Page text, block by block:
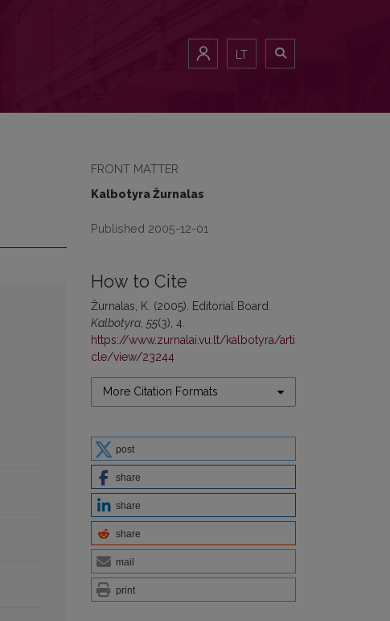
LT
FRONT MATTER
Kalbotyra Žurnalas
Published 2005-12-01
How to Cite
Žurnalas, K. (2005). Editorial Board.
Kalbotyra 55(3), 4.
https://www.zurnalai.vu.lt/kalbotyra/arti
cle/view/23244
More Citation Formats
post
share
share
share
mail
print